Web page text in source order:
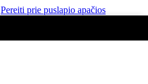
Pereiti prie puslapio apačios